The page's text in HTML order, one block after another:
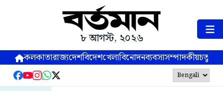
৮ আগস্ট, ২০২৬
কলকাতারাজ্যদেশবিদেশখেলাবিনোদনব্যবসাসম্পাদকীয়